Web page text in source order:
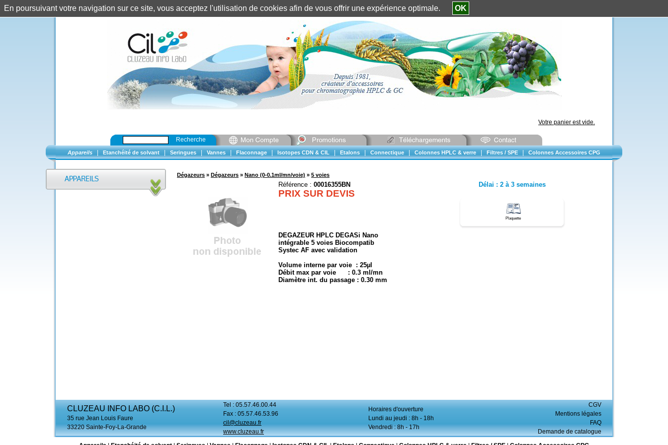
Identification client ||Mon compte
Votre panier est vide.
Recherche
Appareils Etanchéité de solvant Seringues Vannes Flaconnage Isotopes CDN & CIL Etalons Connectique Colonnes HPLC & verre Filtres / SPE Colonnes Accessoires CPG
Dégazeurs » Dégazeurs » Nano (0-0.1ml/mn/voie) » 5 voies
Référence : 00016355BN
PRIX SUR DEVIS
Délai : 2 à 3 semaines
Plaquette
DEGAZEUR HPLC DEGASi Nano
intégrable 5 voies Biocompatib
Systec AF avec validation
Volume interne par voie : 25µl
Débit max par voie : 0.3 ml/mn
Diamètre int. du passage : 0.30 mm
CLUZEAU INFO LABO (C.I.L.)
35 rue Jean Louis Faure
33220 Sainte-Foy-La-Grande
Tel : 05.57.46.00.44
Fax : 05.57.46.53.96
cil@cluzeau.fr
www.cluzeau.fr
Horaires d'ouverture
Lundi au jeudi : 8h - 18h
Vendredi : 8h - 17h
CGV
Mentions légales
FAQ
Demande de catalogue
En poursuivant votre navigation sur ce site, vous acceptez l'utilisation de cookies afin de vous offrir une expérience optimale. OK